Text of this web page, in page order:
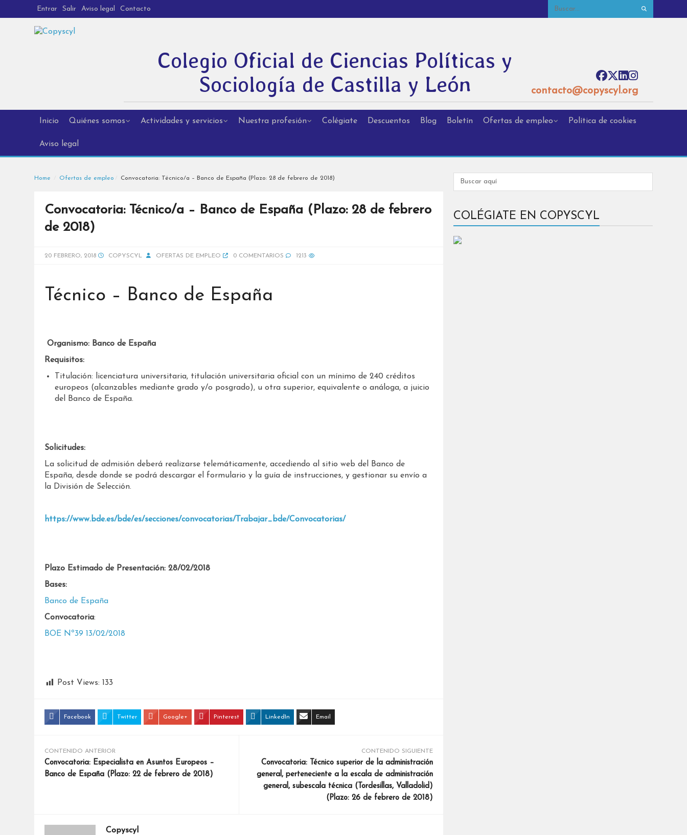
Entrar Salir Aviso legal Contacto
Colegio Oficial de Ciencias Políticas y
Sociología de Castilla y León
contacto@copyscyl.org
Inicio Quiénes somos Actividades y servicios Nuestra profesión Colégiate Descuentos Blog Boletín Ofertas de empleo Política de cookies
Aviso legal
Home Ofertas de empleo Convocatoria: Técnico/a – Banco de España (Plazo: 28 de febrero de 2018)
Convocatoria: Técnico/a – Banco de España (Plazo: 28 de febrero
de 2018)
20 FEBRERO, 2018 COPYSCYL OFERTAS DE EMPLEO 0 COMENTARIOS 1213
Técnico – Banco de España
Organismo: Banco de España
Requisitos:
Titulación: licenciatura universitaria, titulación universitaria oficial con un mínimo de 240 créditos
europeos (alcanzables mediante grado y/o posgrado), u otra superior, equivalente o análoga, a juicio
del Banco de España.
Solicitudes:
La solicitud de admisión deberá realizarse telemáticamente, accediendo al sitio web del Banco de
España, desde donde se podrá descargar el formulario y la guía de instrucciones, y gestionar su envío a
la División de Selección.
https://www.bde.es/bde/es/secciones/convocatorias/Trabajar_bde/Convocatorias/
Plazo Estimado de Presentación: 28/02/2018
Bases:
Banco de España
Convocatoria:
BOE Nº39 13/02/2018
Post Views: 133
Facebook Twitter Google+ Pinterest LinkedIn Email
CONTENIDO ANTERIOR
Convocatoria: Especialista en Asuntos Europeos –
Banco de España (Plazo: 22 de febrero de 2018)
CONTENIDO SIGUIENTE
Convocatoria: Técnico superior de la administración
general, perteneciente a la escala de administración
general, subescala técnica (Tordesillas, Valladolid)
(Plazo: 26 de febrero de 2018)
Copyscyl
COLÉGIATE EN COPYSCYL